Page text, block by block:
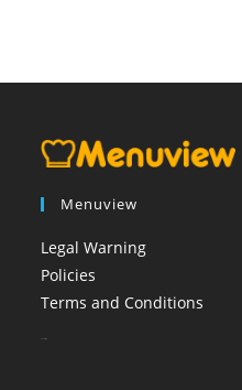
Menuview
Legal Warning
Policies
Terms and Conditions